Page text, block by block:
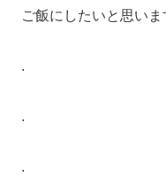
ご飯にしたいと思い
.
.
.